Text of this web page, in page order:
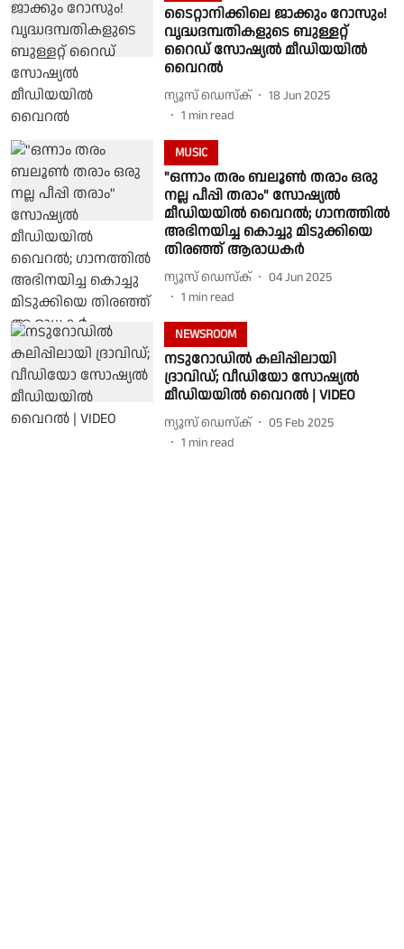
ടൈറ്റാനിക്കിലെ ജാക്കും റോസും!
വൃദ്ധദമ്പതികളുടെ ബുള്ളറ്റ്
റൈഡ് സോഷ്യൽ മീഡിയയിൽ
വൈറൽ
ന്യൂസ് ഡെസ്ക്
18 Jun 2025
1 min read
MUSIC
"ഒന്നാം തരം ബലൂണ്‍ തരാം ഒരു
നല്ല പീപ്പി തരാം" സോഷ്യൽ
മീഡിയയിൽ വൈറൽ; ഗാനത്തിൽ
അഭിനയിച്ച കൊച്ചു മിടുക്കിയെ
തിരഞ്ഞ് ആരാധകർ
ന്യൂസ് ഡെസ്ക്
04 Jun 2025
1 min read
NEWSROOM
നടുറോഡിൽ കലിപ്പിലായി
ദ്രാവിഡ്; വീഡിയോ സോഷ്യൽ
മീഡിയയിൽ വൈറൽ | VIDEO
ന്യൂസ് ഡെസ്ക്
05 Feb 2025
1 min read